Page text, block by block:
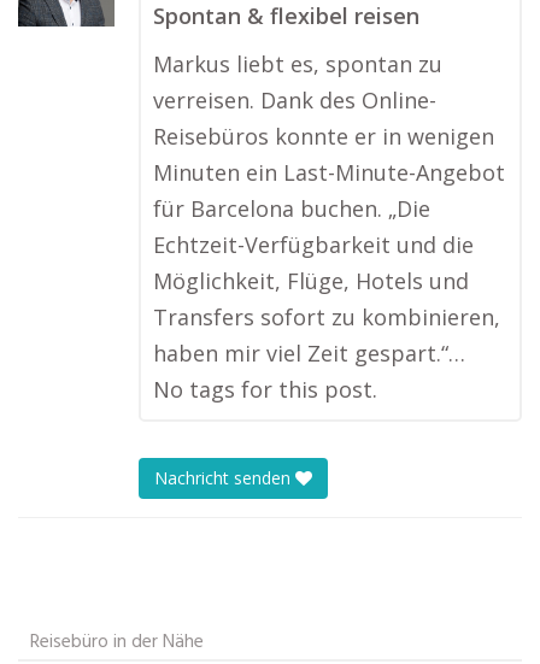
Spontan & flexibel reisen
Markus liebt es, spontan zu
verreisen. Dank des Online-
Reisebüros konnte er in wenigen
Minuten ein Last-Minute-Angebot
für Barcelona buchen. „Die
Echtzeit-Verfügbarkeit und die
Möglichkeit, Flüge, Hotels und
Transfers sofort zu kombinieren,
haben mir viel Zeit gespart.“…
No tags for this post.
Nachricht senden
Reisebüro in der Nähe